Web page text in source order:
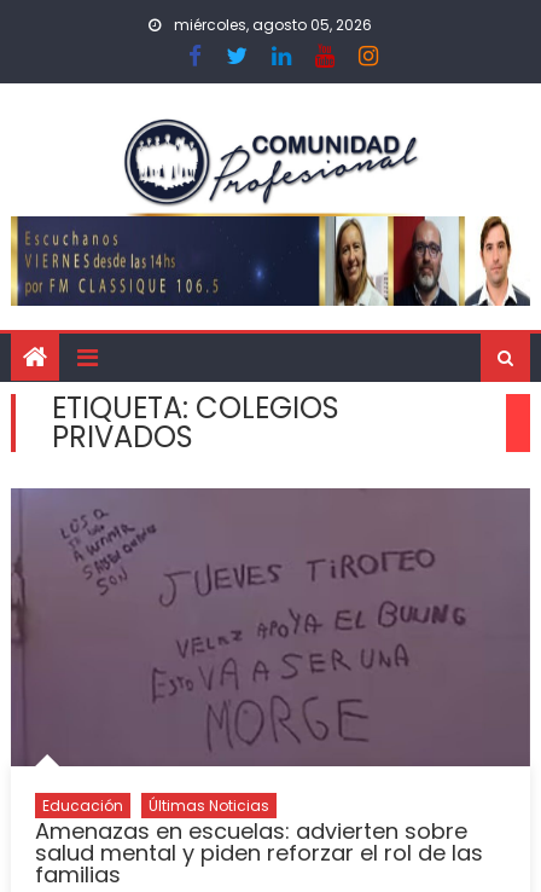
miércoles, agosto 05, 2026
ETIQUETA: COLEGIOS
PRIVADOS
Educación Últimas Noticias
Amenazas en escuelas: advierten sobre
salud mental y piden reforzar el rol de las
familias